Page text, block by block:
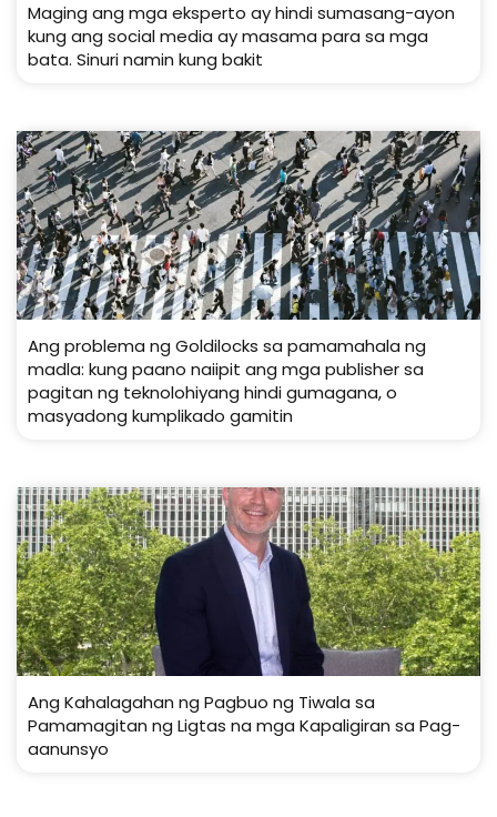
Maging ang mga eksperto ay hindi sumasang-ayon
kung ang social media ay masama para sa mga
bata. Sinuri namin kung bakit
Ang problema ng Goldilocks sa pamamahala ng
madla: kung paano naiipit ang mga publisher sa
pagitan ng teknolohiyang hindi gumagana, o
masyadong kumplikado gamitin
Ang Kahalagahan ng Pagbuo ng Tiwala sa
Pamamagitan ng Ligtas na mga Kapaligiran sa Pag-
aanunsyo